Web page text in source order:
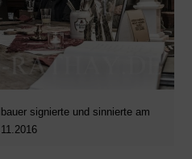
signierte und sinnierte am